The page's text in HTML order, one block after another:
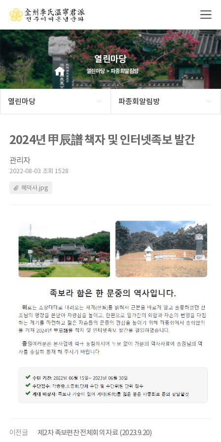
열린마당
열린마당 > 파종회알림방
열린마당 파종회알림방
2024년 甲辰譜 책자 및 인터넷족보 발간
관리자
2022-08-03 조회 1528
혜덕사.jpg
이전글 제2차 족보편찬 전체회의 자료 (2023.9.20)